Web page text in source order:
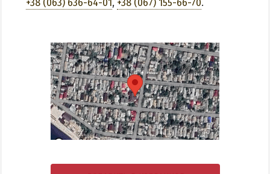
+38 (063) 636-64-01, +38 (067) 155-66-70.